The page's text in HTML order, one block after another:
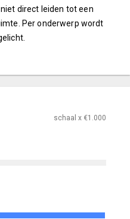
direct leiden tot een
Per onderwerp wordt
schaal x €1.000